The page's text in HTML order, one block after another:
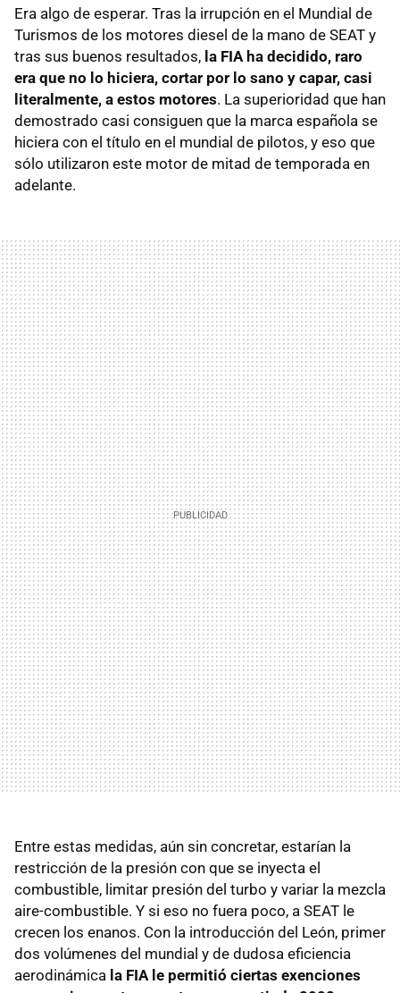
Era algo de esperar. Tras la irrupción en el Mundial de
Turismos de los motores diesel de la mano de SEAT y
tras sus buenos resultados, la FIA ha decidido, raro
era que no lo hiciera, cortar por lo sano y capar, casi
literalmente, a estos motores. La superioridad que han
demostrado casi consiguen que la marca española se
hiciera con el título en el mundial de pilotos, y eso que
sólo utilizaron este motor de mitad de temporada en
adelante.
Entre estas medidas, aún sin concretar, estarían la
restricción de la presión con que se inyecta el
combustible, limitar presión del turbo y variar la mezcla
aire-combustible. Y si eso no fuera poco, a SEAT le
crecen los enanos. Con la introducción del León, primer
dos volúmenes del mundial y de dudosa eficiencia
aerodinámica la FIA le permitió ciertas exenciones